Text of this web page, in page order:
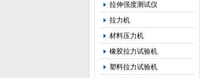
拉伸强度测试仪
拉力机
材料压力机
橡胶拉力试验机
塑料拉力试验机